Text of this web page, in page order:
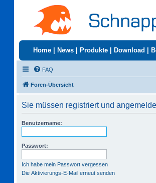
Home News Produkte Download
FAQ
Foren-Übersicht
Sie müssen registriert und
Benutzername:
Passwort:
Ich habe mein Passwort vergessen
Die Aktivierungs-E-Mail erneut senden